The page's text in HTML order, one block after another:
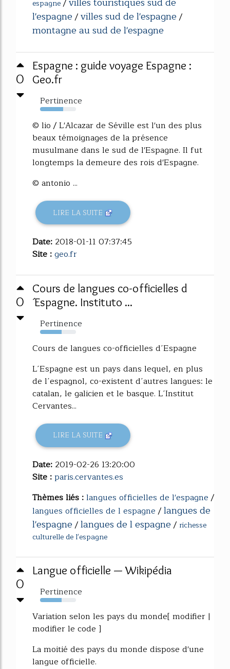
espagne/
l'espagne/villes sud de l'espagne/
montagne au sud de l'espagne
0
Espagne : guide voyage Espagne :
Geo.fr
Pertinence
64%
© lio / L'Alcazar de Séville est l'un des plus
beaux témoignages de la présence
musulmane dans le sud de l'Espagne. Il fut
longtemps la demeure des rois d'Espagne.
© antonio ...
LIRE LA SUITE
Date: 2018-01-11 07:37:45
Site :geo.fr
0
Cours de langues co-officielles d
´Espagne. Instituto ...
Pertinence
60%
Cours de langues co-officielles d´Espagne
L´Espagne est un pays dans lequel, en plus
de l´espagnol, co-existent d´autres langues: le
catalan, le galicien et le basque. L´Institut
Cervantes...
LIRE LA SUITE
Date: 2019-02-26 13:20:00
Site :paris.cervantes.es
Thèmes liés :langues officielles de l'espagne/
langues officielles de l espagne/langues de
l'espagne/langues de l espagne/ richesse
culturelle de l'espagne
0
Langue officielle — Wikipédia
Pertinence
60%
Variation selon les pays du monde[ modifier |
modifier le code ]
La moitié des pays du monde dispose d'une
langue officielle.